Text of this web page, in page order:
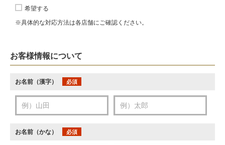
希望する
※具体的な対応方法は各店舗にご確認ください。
お客様情報について
お名前（漢字） 必須
お名前（かな） 必須